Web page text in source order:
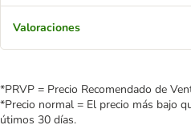
Valoraciones
*PRVP = Precio Recomendado de
*Precio normal = El precio más bajo
útimos 30 días.